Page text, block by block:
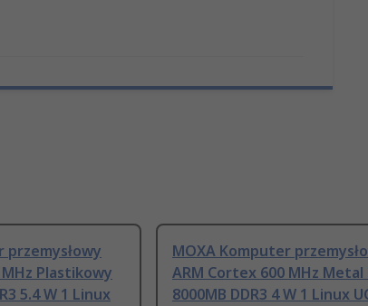
przemysłowy
Plastikowy
5.4 W 1 Linux
MOXA Komputer
ARM Cortex 600 MHz Metal
8000MB DDR3 4 W 1 Linux